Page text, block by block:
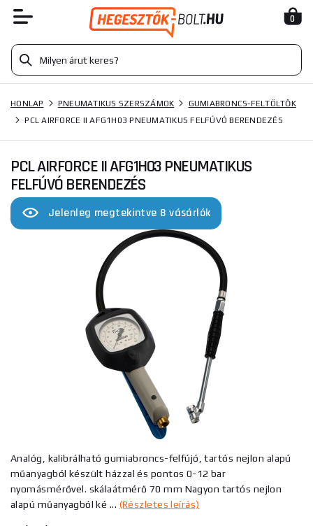
0
HONLAP PNEUMATIKUS SZERSZÁMOK
GUMIABRONCS-FELTÖLTŐK
PCL AIRFORCE II AFG1H03 PNEUMATIKUS FELFÚVÓ BERENDEZÉS
PCL AIRFORCE II AFG1H03 PNEUMATIKUS
FELFÚVÓ BERENDEZÉS
Jelenleg megtekintve 8 vásárlók
Analóg, kalibrálható gumiabroncs-felfújó, tartós nejlon alapú
műanyagból készült házzal és pontos 0-12 bar
nyomásmérővel. skálaátmérő 70 mm Nagyon tartós nejlon
alapú műanyagból ké ... (Részletes leírás)